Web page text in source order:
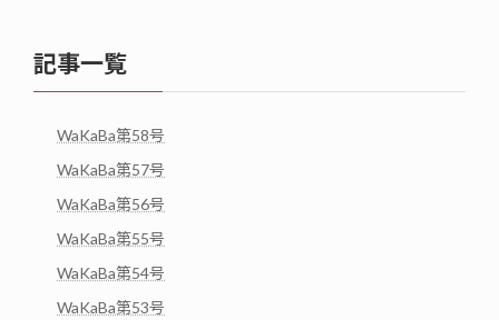
記事一覧
WaKaBa第58号
WaKaBa第57号
WaKaBa第56号
WaKaBa第55号
WaKaBa第54号
WaKaBa第53号